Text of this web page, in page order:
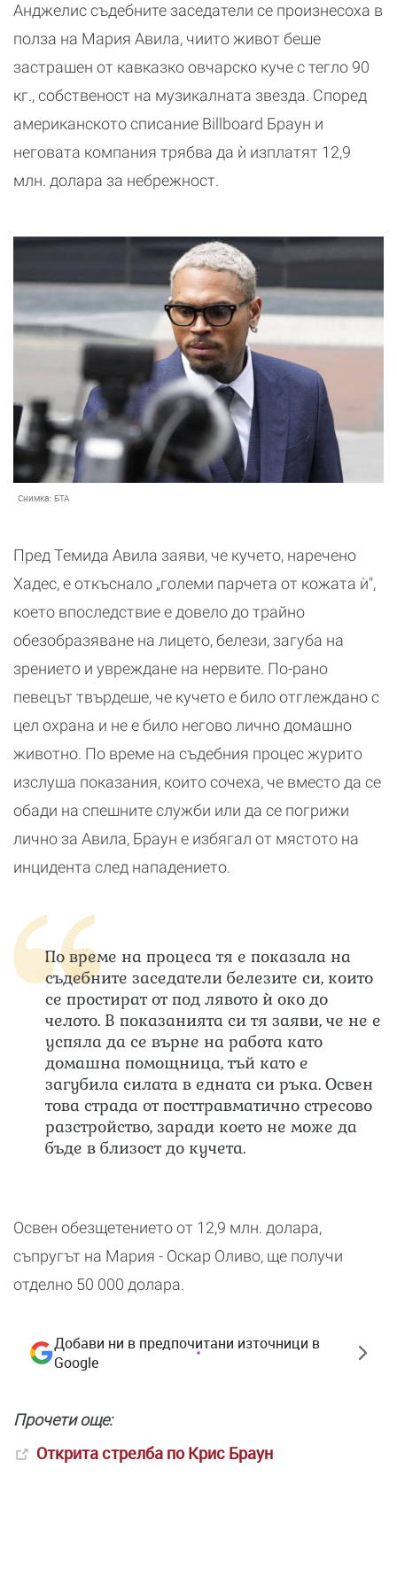
Анджелис съдебните заседатели се произнесоха в
полза на Мария Авила, чиито живот беше
застрашен от кавказко овчарско куче с тегло 90
кг., собственост на музикалната звезда. Според
американското списание Billboard Браун и
неговата компания трябва да ѝ изплатят 12,9
млн. долара за небрежност.
Снимка: БТА
Пред Темида Авила заяви, че кучето, наречено
Хадес, е откъснало „големи парчета от кожата ѝ",
което впоследствие е довело до трайно
обезобразяване на лицето, белези, загуба на
зрението и увреждане на нервите. По-рано
певецът твърдеше, че кучето е било отглеждано с
цел охрана и не е било негово лично домашно
животно. По време на съдебния процес журито
изслуша показания, които сочеха, че вместо да се
обади на спешните служби или да се погрижи
лично за Авила, Браун е избягал от мястото на
инцидента след нападението.
По време на процеса тя е показала на
съдебните заседатели белезите си, които
се простират от под лявото ѝ око до
челото. В показанията си тя заяви, че не е
успяла да се върне на работа като
домашна помощница, тъй като е
загубила силата в едната си ръка. Освен
това страда от посттравматично стресово
разстройство, заради което не може да
бъде в близост до кучета.
Освен обезщетението от 12,9 млн. долара,
съпругът на Мария - Оскар Оливо, ще получи
отделно 50 000 долара.
Добави ни в предпочитани източници в
Google
Прочети още:
Открита стрелба по Крис Браун